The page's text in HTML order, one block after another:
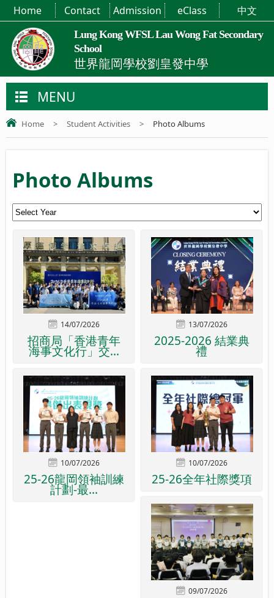
Lung Kong WFSL Lau Wong Fat Secondary
School
世界龍岡學校劉皇發中學
Home Contact Admission eClass 中文
MENU
Home > Student Activities > Photo Albums
Photo Albums
14/07/2026
招商局「香港青年
海事文化行」交...
13/07/2026
2025-2026 結業典
禮
10/07/2026
25-26龍岡領袖訓練
計劃-最...
10/07/2026
25-26全年社際獎項
09/07/2026